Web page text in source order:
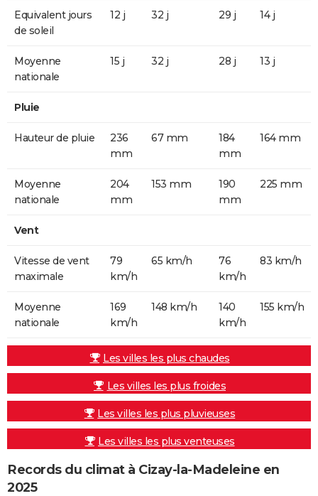
Equivalent jours
de soleil
12 j 32 j 29 j 14 j
Moyenne
nationale
15 j 32 j 28 j 13 j
Pluie
Hauteur de pluie
236
mm
67 mm
184
mm
164 mm
Moyenne
nationale
204
mm
153 mm
190
mm
225 mm
Vent
Vitesse de vent
maximale
79
km/h
65 km/h
76
km/h
83 km/h
Moyenne
nationale
169
km/h
148 km/h
140
km/h
155 km/h
Les villes les plus chaudes
Les villes les plus froides
Les villes les plus pluvieuses
Les villes les plus venteuses
Records du climat à Cizay-la-Madeleine en
2025